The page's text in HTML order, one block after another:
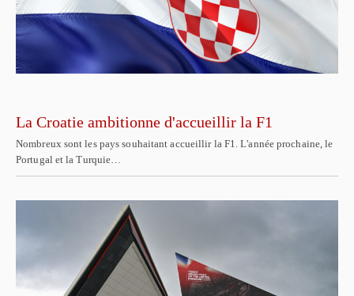
La Croatie ambitionne d'accueillir la F1
Nombreux sont les pays souhaitant accueillir la F1. L'année prochaine, le
Portugal et la Turquie…